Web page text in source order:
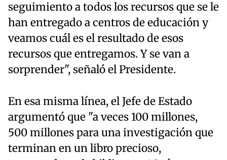
seguimiento a todos los recursos que se le
han entregado a centros de educación y
veamos cuál es el resultado de esos
recursos que entregamos. Y se van a
sorprender", señaló el Presidente.
En esa misma línea, el Jefe de Estado
argumentó que "a veces 100 millones,
500 millones para una investigación que
terminan en un libro precioso,